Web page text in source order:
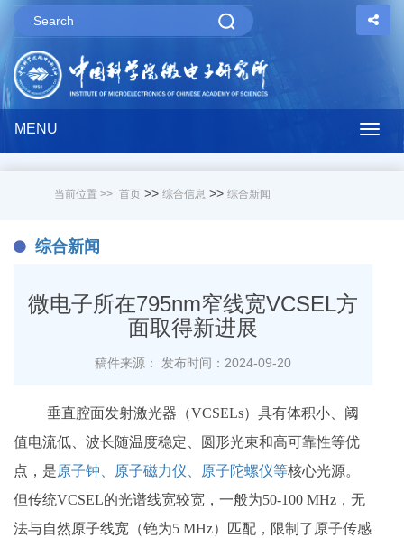
MENU
当前位置 >> 首页 >> 综合信息 >> 综合新闻
综合新闻
微电子所在795nm窄线宽VCSEL方
面取得新进展
稿件来源： 发布时间：2024-09-20
垂直腔面发射激光器（VCSELs）具有体积小、阈
值电流低、波长随温度稳定、圆形光束和高可靠性等优
点，是原子钟、原子磁力仪、原子陀螺仪等核心光源。
但传统VCSEL的光谱线宽较宽，一般为50-100 MHz，无
法与自然原子线宽（铯为5 MHz）匹配，限制了原子传感